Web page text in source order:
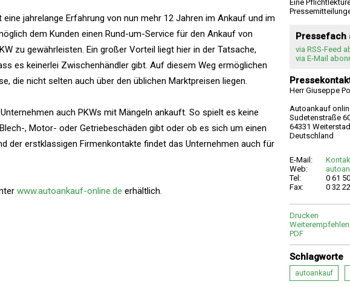
jahrelange Erfahrung von nun mehr 12 Jahren im Ankauf und im
dem Kunden einen Rund-um-Service für den Ankauf von
zu gewährleisten. Ein großer Vorteil liegt hier in der Tatsache,
es keinerlei Zwischenhändler gibt. Auf diesem Weg ermöglichen
die nicht selten auch über den üblichen Marktpreisen liegen.
auch PKWs mit Mängeln ankauft. So spielt es keine
, Motor- oder Getriebeschäden gibt oder ob es sich um einen
der erstklassigen Firmenkontakte findet das Unternehmen auch für
www.autoankauf-online.de erhältlich.
Eine
Pressefach
via RSS-Feed
via E-Mail
Herr Giuseppe
Autoankauf
Sudetenstraße
64331
Deutschland
E-Mail:
Web:
Tel:
0 61
Fax:
0 32
Drucken
Weiterempfehlen
PDF
Schlagworte
autoankauf